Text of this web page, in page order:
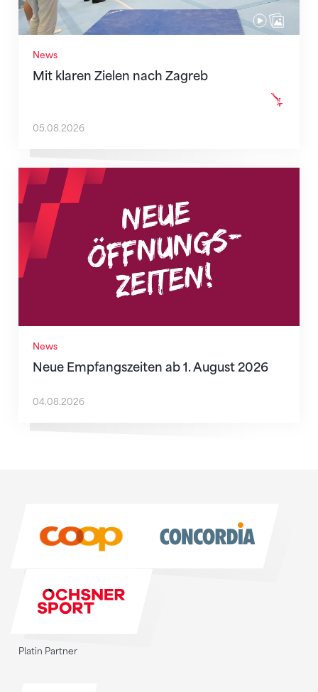
News
Mit klaren Zielen nach Zagreb
05.08.2026
News
Neue Empfangszeiten ab 1. August 2026
Neue Empfangszeiten ab 1. August 2026
04.08.2026
Platin Partner